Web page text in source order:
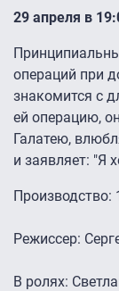
29 апреля в
операций при
знакомится с
ей операцию,
Галатею,
и заявляет: "Я
Производство:
Режиссер:
В ролях: